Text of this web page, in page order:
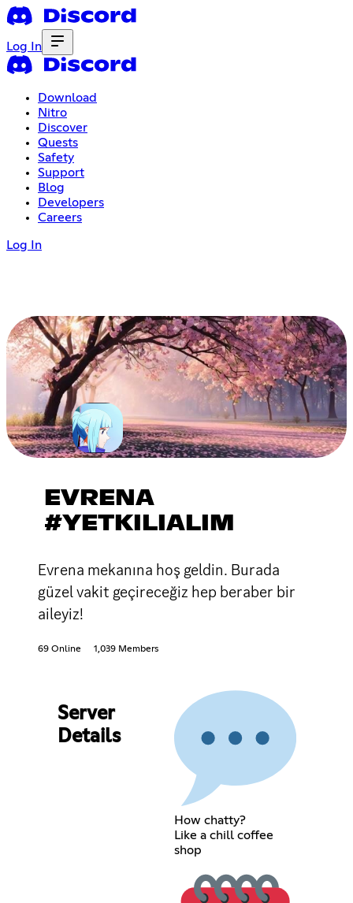
Log In
Download
Nitro
Discover
Quests
Safety
Support
Blog
Developers
Careers
Log In
EVRENA
#YETKILIALIM
Evrena mekanına hoş geldin. Burada
güzel vakit geçireceğiz hep beraber bir
aileyiz!
69 Online 1,039 Members
Server
Details
How chatty?
Like a chill coffee
shop